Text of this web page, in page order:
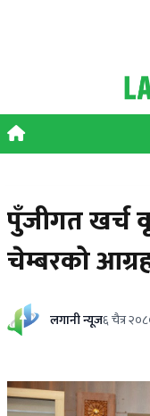
पुँजीगत खर्च
चेम्बरको
लगानी न्यूज६ चैत्र